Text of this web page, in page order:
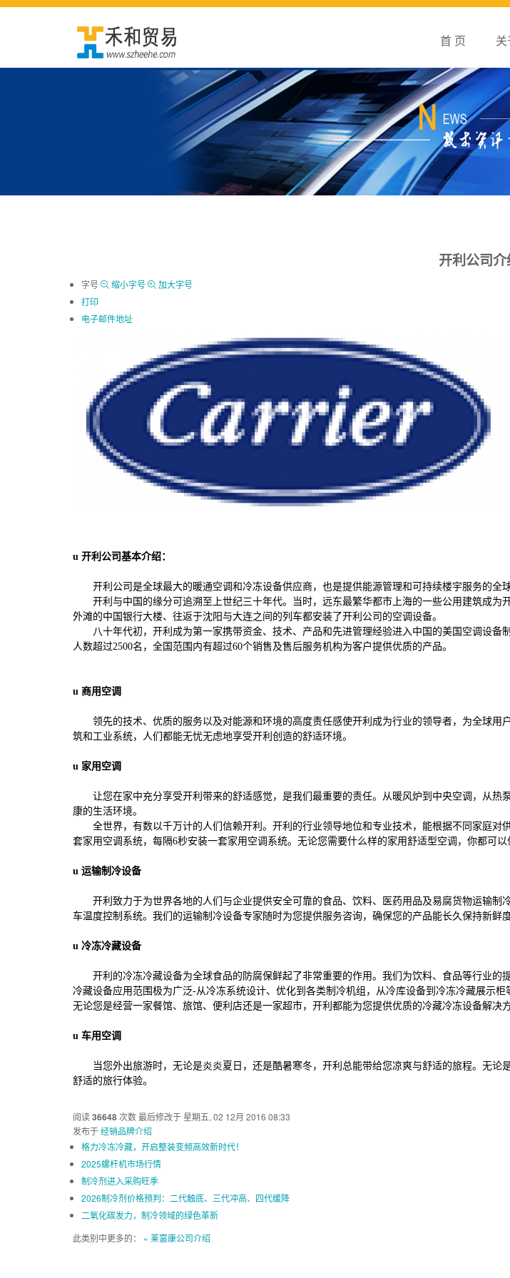
首 页
开利公司
字号 缩小字号
加大字号
打印
电子邮件地址
u 开利公司基本介绍：
开利公司是全球最大的暖通空调和冷冻设备供应商，也是提供能源管理和可持续楼宇服务的全球
开利与中国的缘分可追溯至上世纪三十年代。当时，远东最繁华都市上海的一些公用建筑成
外滩的中国银行大楼、往返于沈阳与大连之间的列车都安装了开利公司的空调设备。
八十年代初，开利成为第一家携带资金、技术、产品和先进管理经验进入中国的美国空调设备制
人数超过2500名，全国范围内有超过60个销售及售后服务机构为客户提供优质的产品。
u 商用空调
领先的技术、优质的服务以及对能源和环境的高度责任感使开利成为行业的领导者，为全球
筑和工业系统，人们都能无忧无虑地享受开利创造的舒适环境。
u 家用空调
让您在家中充分享受开利带来的舒适感觉，是我们最重要的责任。从暖风炉到中央空调，从
康的生活环境。
全世界，有数以千万计的人们信赖开利。开利的行业领导地位和专业技术，能根据不同家庭
套家用空调系统，每隔6秒安装一套家用空调系统。无论您需要什么样的家用舒适型空调，你都可以
u 运输制冷设备
开利致力于为世界各地的人们与企业提供安全可靠的食品、饮料、医药用品及易腐货物运输制
车温度控制系统。我们的运输制冷设备专家随时为您提供服务咨询，确保您的产品能长久保持新鲜
u 冷冻冷藏设备
开利的冷冻冷藏设备为全球食品的防腐保鲜起了非常重要的作用。我们为饮料、食品等行业
冷藏设备应用范围极为广泛-从冷冻系统设计、优化到各类制冷机组，从冷库设备到冷冻冷藏展示
无论您是经营一家餐馆、旅馆、便利店还是一家超市，开利都能为您提供优质的冷藏冷冻设备解决
u 车用空调
当您外出旅游时，无论是炎炎夏日，还是酷暑寒冬，开利总能带给您凉爽与舒适的旅程。无
舒适的旅行体验。
阅读36648次数最后修改于 星期五, 02 12月 2016 08:33
发布于经销品牌介绍
格力冷冻冷藏，开启整装变频高效新时代！
2025螺杆机市场行情
制冷剂进入采购旺季
2026制冷剂价格预判：二代触底、三代冲高、四代缓降
二氧化碳发力，制冷领域的绿色革新
此类别中更多的：
« 莱富康公司介绍